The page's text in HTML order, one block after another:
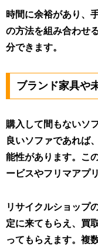
時間に余裕があり、
の方法を組み合わせ
分できます。
ブランド家具や
購入して間もないソ
良いソファであれば
能性があります。こ
ービスやフリマアプ
リサイクルショップ
定に来てもらえ、買
ってもらえます。複